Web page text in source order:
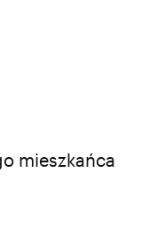
mieszkańca